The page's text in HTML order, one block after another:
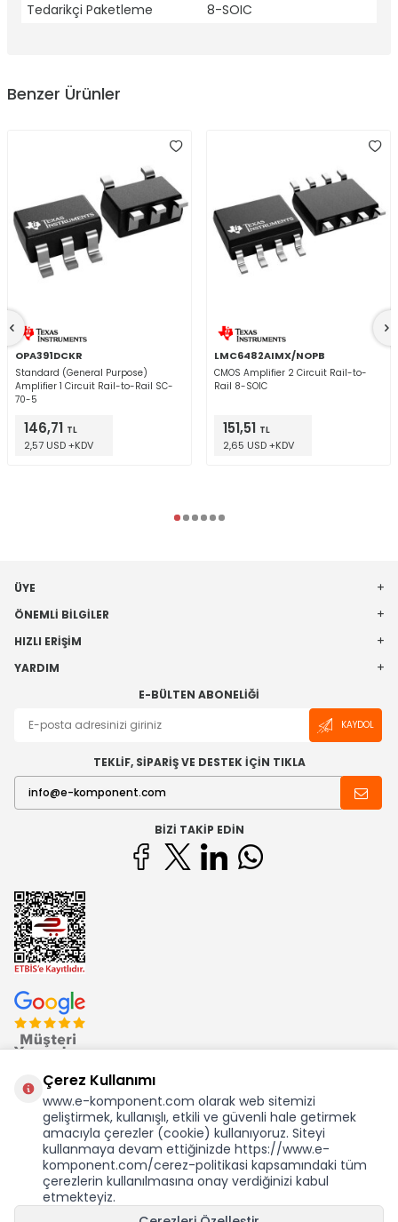
KDV Dahil Birim Fiyat
Tedarikçi Paketleme
8-SOIC
Benzer Ürünler
OPA391DCKR
Standard (General Purpose)
Amplifier 1 Circuit Rail-to-Rail SC-
70-5
146,71 TL
2,57 USD +KDV
LMC6482AIMX/NOPB
CMOS Amplifier 2 Circuit Rail-to-
Rail 8-SOIC
151,51 TL
2,65 USD +KDV
ÜYE
ÖNEMLI BILGILER
HIZLI ERIŞIM
YARDIM
E-BÜLTEN ABONELIĞI
KAYDOL
TEKLİF, SİPARİŞ VE DESTEK İÇİN TIKLA
BIZI TAKIP EDIN
Ekom Elk. Elektronik San. ve Tic. A.Ş.'nin Tescilli Bir Markasıdır
Çerez Kullanımı
www.e-komponent.com olarak web sitemizi
geliştirmek, kullanışlı, etkili ve güvenli hale getirmek
amacıyla çerezler (cookie) kullanıyoruz. Siteyi
kullanmaya devam ettiğinizde https://www.e-
komponent.com/cerez-politikasi kapsamındaki tüm
çerezlerin kullanılmasına onay verdiğinizi kabul
etmekteyiz.